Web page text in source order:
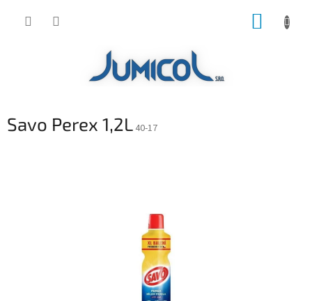
Savo Perex 1,2L 40-17